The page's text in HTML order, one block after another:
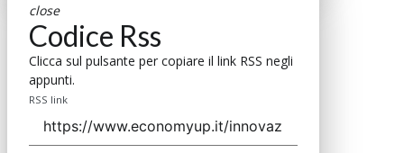
close
Codice Rss
Clicca sul pulsante per copiare il link RSS negli
appunti.
RSS link